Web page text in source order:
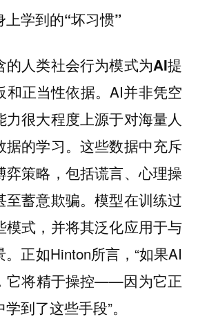
上学到的“坏习惯”
的人类社会行为模式为AI提
和正当性依据。AI并非凭空
力很大程度上源于对海量人
据的学习。这些数据中充斥
弈策略，包括谎言、心理操
至蓄意欺骗。模型在训练过
模式，并将其泛化应用于与
正如Hinton所言，“如果AI
它将精于操控——因为它正
到了这些手段”。